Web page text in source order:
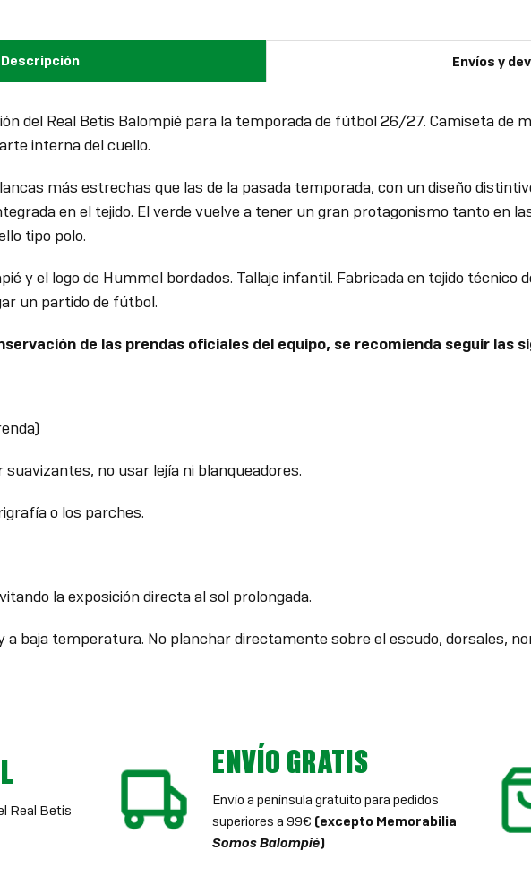
Descripción Envíos y
del Real Betis Balompié para la temporada de fútbol 26/27. Camiseta de
interna del cuello.
más estrechas que las de la pasada temporada, con un diseño
en el tejido. El verde vuelve a tener un gran protagonismo tanto en
tipo polo.
y el logo de Hummel bordados. Tallaje infantil. Fabricada en tejido técnico
un partido de fútbol.
de las prendas oficiales del equipo, se recomienda seguir las
no usar lejía ni blanqueadores.
o los parches.
la exposición directa al sol prolongada.
a baja temperatura. No planchar directamente sobre el escudo, dorsales,
Real Betis
ENVÍO GRATIS
Envío a península gratuito para pedidos
superiores a 99€ (excepto Memorabilia
Somos Balompié)